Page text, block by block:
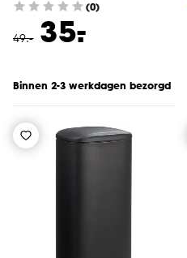
(0)
49.- 35.
-
Binnen 2-3 werkdagen bezorgd